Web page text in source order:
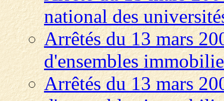
national des
Arrêtés du 13 mars
d'ensembles
Arrêtés du 13 mars